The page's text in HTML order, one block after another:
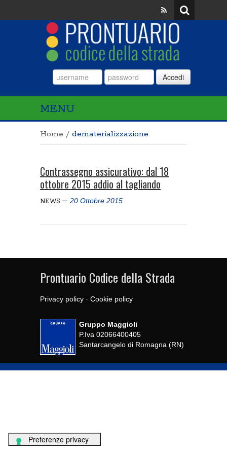
Accedi
MENU
Home / dematerializzazione
Contrassegno assicurativo: dal 18
ottobre 2015 addio al tagliando
NEWS 20 Ottobre 2015
Prontuario Codice della Strada
Privacy policy - Cookie policy
Gruppo Maggioli
P.Iva 02066400405
Santarcangelo di Romagna (RN)